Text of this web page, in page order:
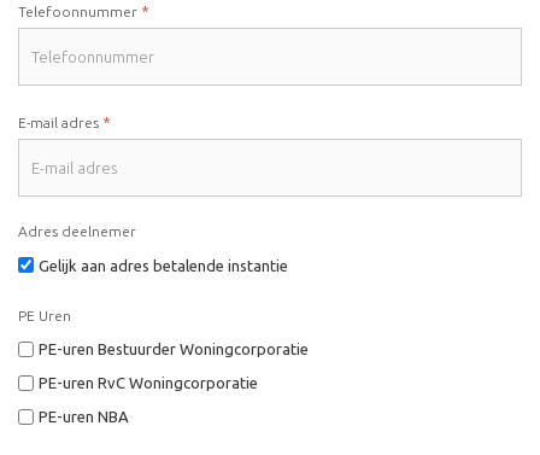
Telefoonnummer *
E-mail adres *
Adres deelnemer
Gelijk aan adres betalende instantie
PE Uren
PE-uren Bestuurder Woningcorporatie
PE-uren RvC Woningcorporatie
PE-uren NBA